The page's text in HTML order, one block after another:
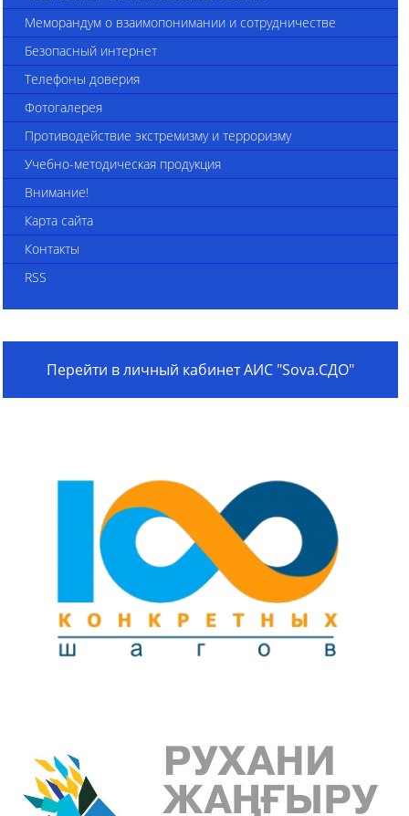
Меморандум о взаимопонимании и сотрудничестве
Безопасный интернет
Телефоны доверия
Фотогалерея
Противодействие экстремизму и терроризму
Учебно-методическая продукция
Внимание!
Карта сайта
Контакты
RSS
Перейти в личный кабинет АИС "Sova.СДО"